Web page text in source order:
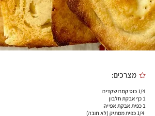
מצרכים:
1/4 כוס קמח שקדים
1 כף אבקת חלבון
1 כפית אבקת אפייה